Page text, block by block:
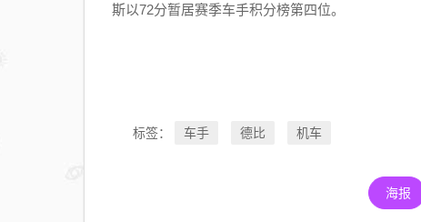
斯以72分暂居赛季车手积分榜第四位。
标签： 车手 德比 机车
海报